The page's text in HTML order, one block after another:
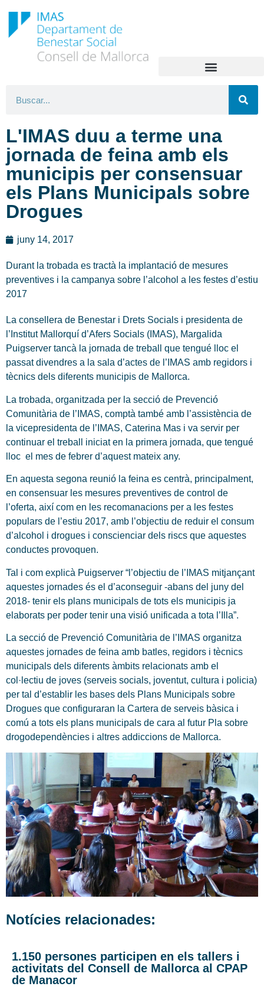
L'IMAS duu a terme una
jornada de feina amb els
municipis per consensuar
els Plans Municipals sobre
Drogues
juny 14, 2017
Durant la trobada es tractà la implantació de mesures
preventives i la campanya sobre l’alcohol a les festes d’estiu
2017
La consellera de Benestar i Drets Socials i presidenta de
l’Institut Mallorquí d’Afers Socials (IMAS), Margalida
Puigserver tancà la jornada de treball que tengué lloc el
passat divendres a la sala d’actes de l’IMAS amb regidors i
tècnics dels diferents municipis de Mallorca.
La trobada, organitzada per la secció de Prevenció
Comunitària de l’IMAS, comptà també amb l’assistència de
la vicepresidenta de l’IMAS, Caterina Mas i va servir per
continuar el treball iniciat en la primera jornada, que tengué
lloc el mes de febrer d’aquest mateix any.
En aquesta segona reunió la feina es centrà, principalment,
en consensuar les mesures preventives de control de
l’oferta, així com en les recomanacions per a les festes
populars de l’estiu 2017, amb l’objectiu de reduir el consum
d’alcohol i drogues i conscienciar dels riscs que aquestes
conductes provoquen.
Tal i com explicà Puigserver “l’objectiu de l’IMAS mitjançant
aquestes jornades és el d’aconseguir -abans del juny del
2018- tenir els plans municipals de tots els municipis ja
elaborats per poder tenir una visió unificada a tota l’Illa”.
La secció de Prevenció Comunitària de l’IMAS organitza
aquestes jornades de feina amb batles, regidors i tècnics
municipals dels diferents àmbits relacionats amb el
col·lectiu de joves (serveis socials, joventut, cultura i policia)
per tal d’establir les bases dels Plans Municipals sobre
Drogues que configuraran la Cartera de serveis bàsica i
comú a tots els plans municipals de cara al futur Pla sobre
drogodependències i altres addiccions de Mallorca.
Notícies relacionades:
1.150 persones participen en els tallers i
activitats del Consell de Mallorca al CPAP
de Manacor